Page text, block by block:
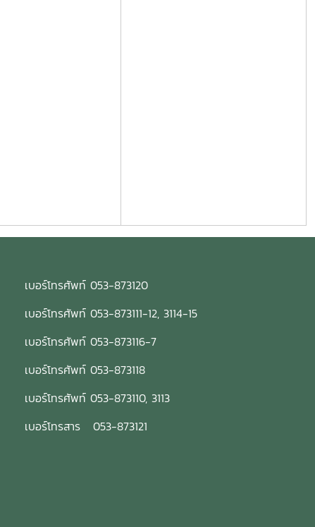
เบอร์โทรศัพท์ 053-873120
เบอร์โทรศัพท์ 053-873111-12, 3114-15
เบอร์โทรศัพท์ 053-873116-7
เบอร์โทรศัพท์ 053-873118
เบอร์โทรศัพท์ 053-873110, 3113
เบอร์โทรสาร 053-873121